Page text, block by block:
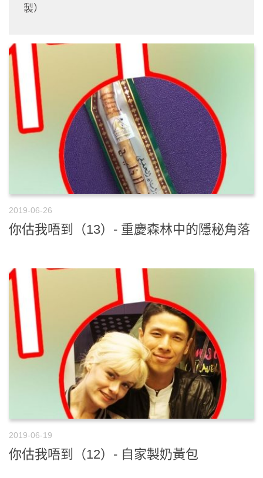
製）
2019-06-26
你估我唔到（13）- 重慶森林中的隱秘角落
2019-06-19
你估我唔到（12）- 自家製奶黃包